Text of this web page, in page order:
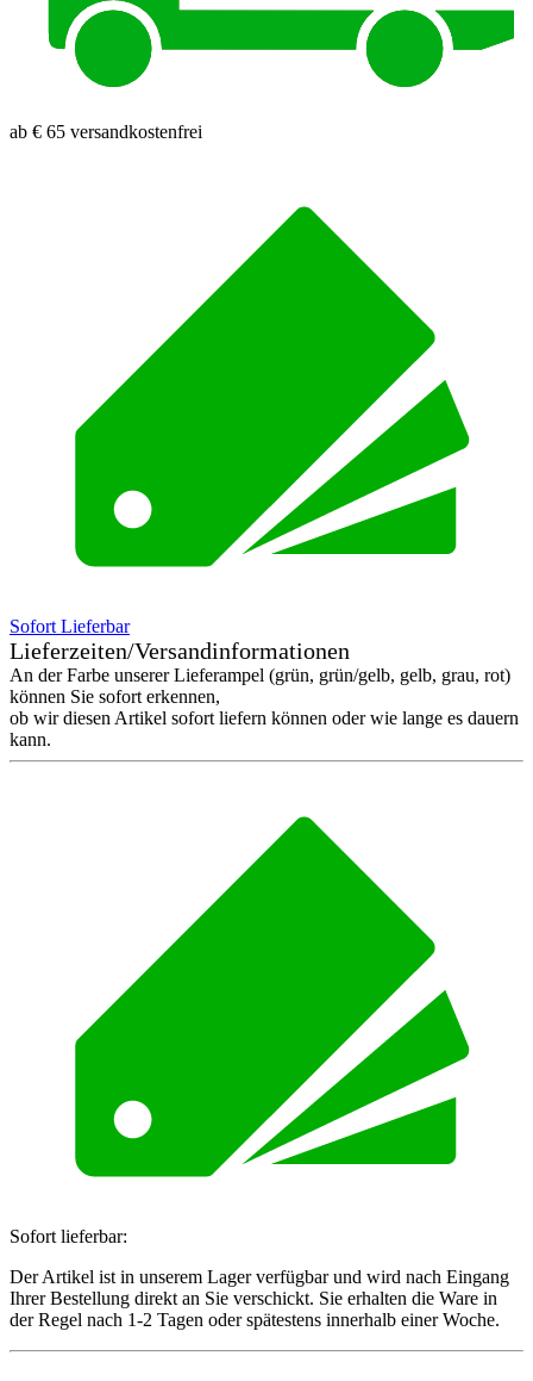
ab € 65 versandkostenfrei
Sofort Lieferbar
Lieferzeiten/Versandinformationen
An der Farbe unserer Lieferampel (grün, grün/gelb, gelb, grau, rot)
können Sie sofort erkennen,
ob wir diesen Artikel sofort liefern können oder wie lange es dauern
kann.
Sofort lieferbar:
Der Artikel ist in unserem Lager verfügbar und wird nach Eingang
Ihrer Bestellung direkt an Sie verschickt. Sie erhalten die Ware in
der Regel nach 1-2 Tagen oder spätestens innerhalb einer Woche.